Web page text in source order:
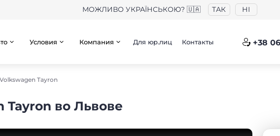
МОЖЛИВО УКРАЇНСЬКОЮ? 🇺🇦 ТАК НІ
Условия Компания Для юр.лиц Контакты +38
Volkswagen Tayron
Tayron во Львове